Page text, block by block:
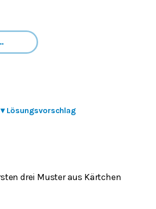
▾ Lösungsvorschlag
drei Muster aus Kärtchen